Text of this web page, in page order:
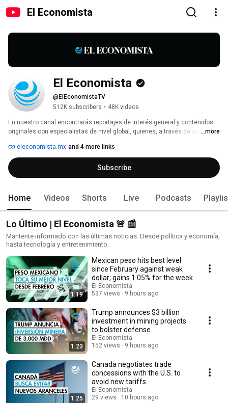
El Economista
El Economista
@ElEconomistaTV
512K subscribers • 48K videos
En nuestro canal encontrarás reportajes de interés general y contenidos
originales con especialistas de nivel global, quienes, a través de opiniones
finanzas, y cómo estas impactan directamente tu bolsillo.
...more
eleconomista.mx and 4 more links
Subscribe
Home Videos Shorts Live Podcasts
Lo Último | El Economista 🚨 📰
Mantente informado con las últimas noticias. Desde política y economía,
hasta tecnología y entretenimiento.
1:19
Mexican peso hits best level
since February against weak
dollar; gains 1.05% for the week
El Economista
537 views
9 hours ago
1:23
Trump announces $3 billion
investment in mining projects
to bolster defense
El Economista
152 views
9 hours ago
1:25
Canada negotiates trade
concessions with the U.S. to
avoid new tariffs
El Economista
29 views
10 hours ago